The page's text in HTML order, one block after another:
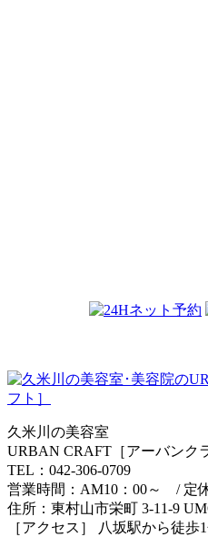
久米川の美容室
URBAN CRAFT［アーバンク
TEL：042-306-0709
営業時間：AM10：00～ / 定
住所：東村山市栄町 3-11-9
［アクセス］ 八坂駅から徒歩